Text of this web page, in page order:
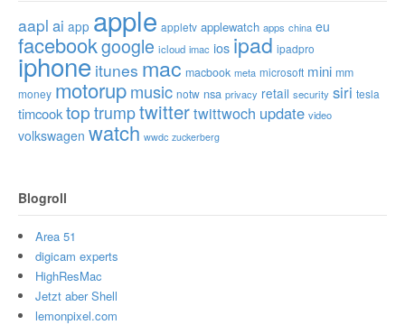
aapl ai app apple appletv applewatch apps china eu
facebookgoogle icloud imac ios ipad ipadpro
iphone itunes mac macbook meta microsoft mini mm
money motorupmusic notw nsa privacy retail security siri tesla
timcooktop trumptwittertwittwoch update video
volkswagen watch wwdc zuckerberg
Blogroll
Area 51
digicam experts
HighResMac
Jetzt aber Shell
lemonpixel.com